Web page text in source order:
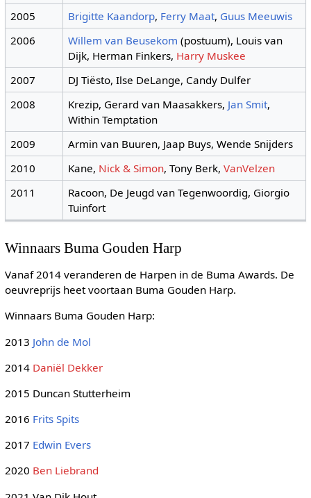
2005
Brigitte Kaandorp, Ferry Maat, Guus Meeuwis
2006
Willem van Beusekom (postuum), Louis van
Dijk, Herman Finkers, Harry Muskee
2007
DJ Tiësto, Ilse DeLange, Candy Dulfer
2008
Krezip, Gerard van Maasakkers, Jan Smit,
Within Temptation
2009
Armin van Buuren, Jaap Buys, Wende Snijders
2010
Kane, Nick & Simon, Tony Berk,VanVelzen
2011
Racoon, De Jeugd van Tegenwoordig, Giorgio
Tuinfort
Winnaars Buma Gouden Harp
Vanaf 2014 veranderen de Harpen in de Buma Awards. De
oeuvreprijs heet voortaan Buma Gouden Harp.
Winnaars Buma Gouden Harp:
2013 John de Mol
2014 Daniël Dekker
2015 Duncan Stutterheim
2016 Frits Spits
2017 Edwin Evers
2020 Ben Liebrand